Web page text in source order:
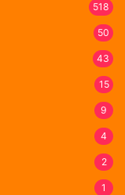
518
50
43
15
9
4
2
1